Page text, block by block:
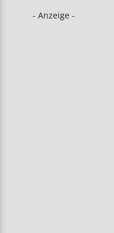
- Anzeige -